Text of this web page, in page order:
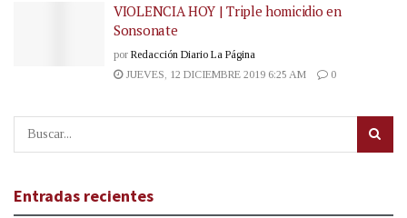
VIOLENCIA HOY | Triple homicidio en
Sonsonate
por Redacción Diario La Página
JUEVES, 12 DICIEMBRE 2019 6:25 AM
0
Entradas recientes